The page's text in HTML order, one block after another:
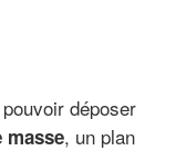
déposer
masse, un plan